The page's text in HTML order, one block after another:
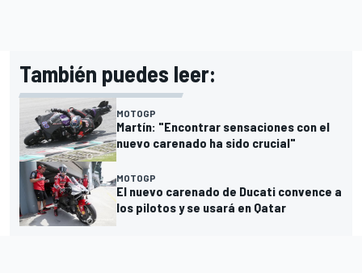
También puedes leer:
MOTOGP
Martín: "Encontrar sensaciones con el
nuevo carenado ha sido crucial"
MOTOGP
El nuevo carenado de Ducati convence a
los pilotos y se usará en Qatar